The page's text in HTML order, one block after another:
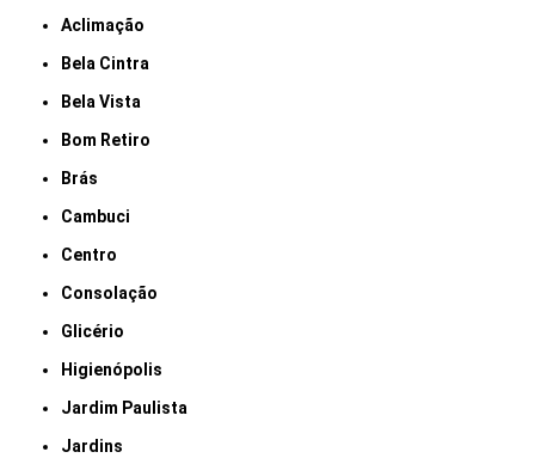
Aclimação
Bela Cintra
Bela Vista
Bom Retiro
Brás
Cambuci
Centro
Consolação
Glicério
Higienópolis
Jardim Paulista
Jardins